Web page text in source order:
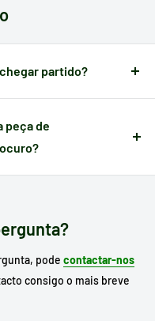
de efetuar a sua
partido?
causado no
do momento da
a ocorrência.
peça de
site omodelo do seu
pode contactar-nos
consigo o mais breve